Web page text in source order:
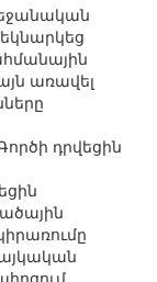
առավել
դրվեցին